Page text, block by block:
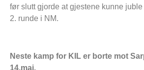
før slutt gjorde at gjestene kunne juble
2. runde i NM.
Neste kamp for KIL er borte mot
14.mai.